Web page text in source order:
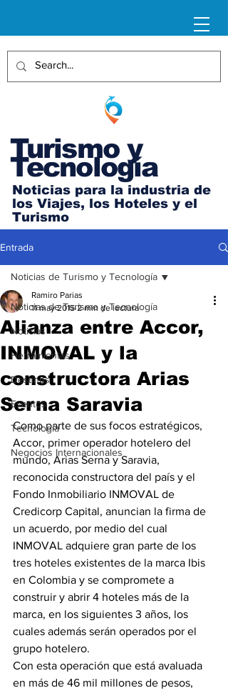
Turismo y
Tecnología
Noticias para la industria de
los Viajes, los Hoteles y el
Turismo
Entrada
Noticias de Turismo y Tecnología
Noticias
Herramientas
Destinos
Eventos
Tecnología
Negocios Internacionales
Noticias de Turismo y Tecnología
Alianza entre Accor,
INMOVAL y la
constructora Arias
Serna Saravia
Ramiro Parias
11 may 2015 2 min de lectura
Como parte de sus focos estratégicos,
Accor, primer operador hotelero del
mundo, Arias Serna y Saravia,
reconocida constructora del país y el
Fondo Inmobiliario INMOVAL de
Credicorp Capital, anuncian la firma de
un acuerdo, por medio del cual
INMOVAL adquiere gran parte de los
tres hoteles existentes de la marca Ibis
en Colombia y se compromete a
construir y abrir 4 hoteles más de la
marca, en los siguientes 3 años, los
cuales además serán operados por el
grupo hotelero.
Con esta operación que está avaluada
en más de 46 mil millones de pesos,